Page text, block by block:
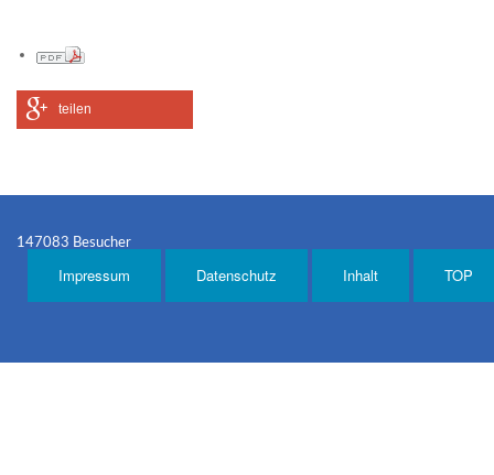
teilen
147083 Besucher
Impressum Datenschutz Inhalt TOP